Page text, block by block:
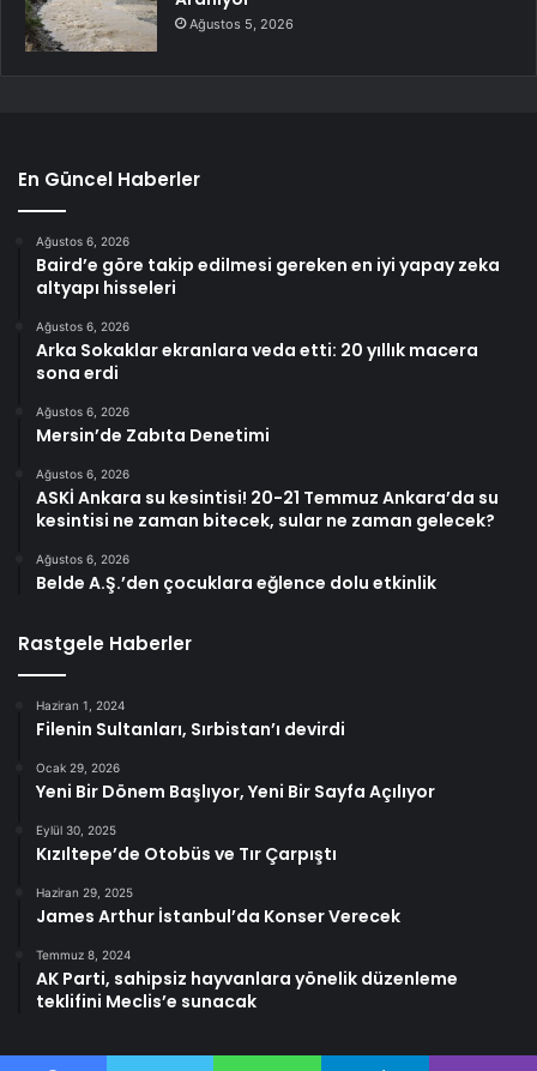
Ağustos 5, 2026
En Güncel Haberler
Ağustos 6, 2026
Baird’e göre takip edilmesi gereken en iyi yapay zeka
altyapı hisseleri
Ağustos 6, 2026
Arka Sokaklar ekranlara veda etti: 20 yıllık macera
sona erdi
Ağustos 6, 2026
Mersin’de Zabıta Denetimi
Ağustos 6, 2026
ASKİ Ankara su kesintisi! 20-21 Temmuz Ankara’da su
kesintisi ne zaman bitecek, sular ne zaman gelecek?
Ağustos 6, 2026
Belde A.Ş.’den çocuklara eğlence dolu etkinlik
Rastgele Haberler
Haziran 1, 2024
Filenin Sultanları, Sırbistan’ı devirdi
Ocak 29, 2026
Yeni Bir Dönem Başlıyor, Yeni Bir Sayfa Açılıyor
Eylül 30, 2025
Kızıltepe’de Otobüs ve Tır Çarpıştı
Haziran 29, 2025
James Arthur İstanbul’da Konser Verecek
Temmuz 8, 2024
AK Parti, sahipsiz hayvanlara yönelik düzenleme
teklifini Meclis’e sunacak